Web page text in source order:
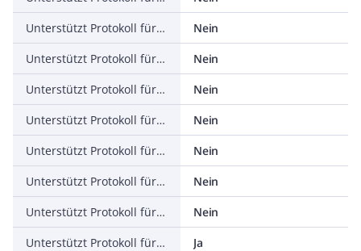
Unterstützt Protokoll für ASI
Nein
Unterstützt Protokoll für KNX
Nein
Unterstützt Protokoll für Modbus
Nein
Unterstützt Protokoll für Data-Highway
Nein
Unterstützt Protokoll für DeviceNet
Nein
Unterstützt Protokoll für SUCONET
Nein
Unterstützt Protokoll für LON
Nein
Unterstützt Protokoll für PROFINET IO
Ja